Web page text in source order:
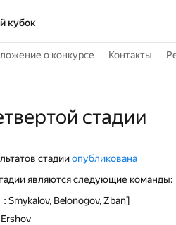
кубок
о конкурсе Контакты
стадии
стадииопубликована
являются следующие команды:
Smykalov, Belonogov, Zban]